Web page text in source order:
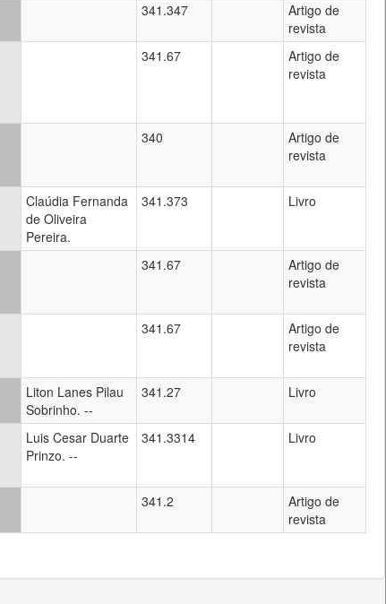
341.347
Artigo de
revista
341.67
Artigo de
revista
340
Artigo de
revista
Claúdia Fernanda
de Oliveira
Pereira.
341.373 Livro
341.67
Artigo de
revista
341.67
Artigo de
revista
Liton Lanes Pilau
Sobrinho. --
341.27 Livro
Luis Cesar Duarte
Prinzo. --
341.3314 Livro
341.2
Artigo de
revista